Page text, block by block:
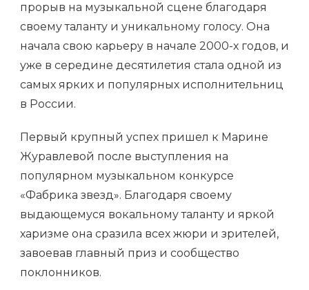
прорыв на музыкальной сцене благодаря
своему таланту и уникальному голосу. Она
начала свою карьеру в начале 2000-х годов, и
уже в середине десятилетия стала одной из
самых ярких и популярных исполнительниц
в России.
Первый крупный успех пришел к Марине
Журавлевой после выступления на
популярном музыкальном конкурсе
«Фабрика звезд». Благодаря своему
выдающемуся вокальному таланту и яркой
харизме она сразила всех жюри и зрителей,
завоевав главный приз и сообщество
поклонников.